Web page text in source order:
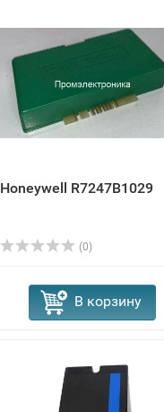
Honeywell R7247B1029
(0)
В корзину